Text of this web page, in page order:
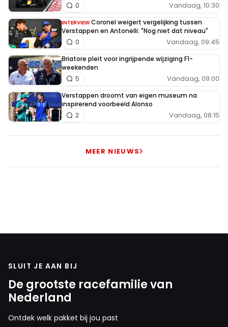
Vandaag, 10:30
0
INTERVIEW Coronel weigert vergelijking tussen
Verstappen en Antonelli: "Nog niet dat niveau"
Vandaag, 09:45
0
Briatore pleit voor ingrijpende wijziging F1-
weekenden
Vandaag, 09:00
5
Verstappen droomt van eigen museum na
inspirerend voorbeeld Alonso
Vandaag, 08:15
2
MEER NIEUWS
SLUIT JE AAN BIJ
De grootste racefamilie van
Nederland
Ontdek welk pakket bij jou past